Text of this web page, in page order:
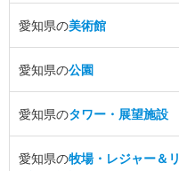
愛知県の美術館
愛知県の公園
愛知県のタワー・展望施設
愛知県の牧場・レジャー＆リ